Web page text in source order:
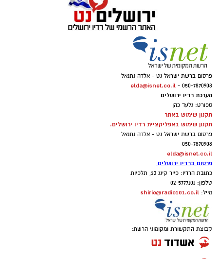
פרסום ברשת ישראל נט - אלדה נתנאל
050-7870908 -
elda@isnet.co.il
מערכת רדיו ירושלים
ספורט: גלעד כהן
תקנון שימוש באתר
תקנון שימוש באפליקציית רדיו ירושלים.
פרסום ברשת ישראל נט - אלדה נתנאל
050-7870908
elda@isnet.co.il
פרסום ברדיו ירושלים
כתובת הרדיו: פייר קינג 32, תלפיות
טלפון: 02-5777101
מייל: shirie@radio101.co.il
קבוצת התקשורת ומקומוני הרשת: